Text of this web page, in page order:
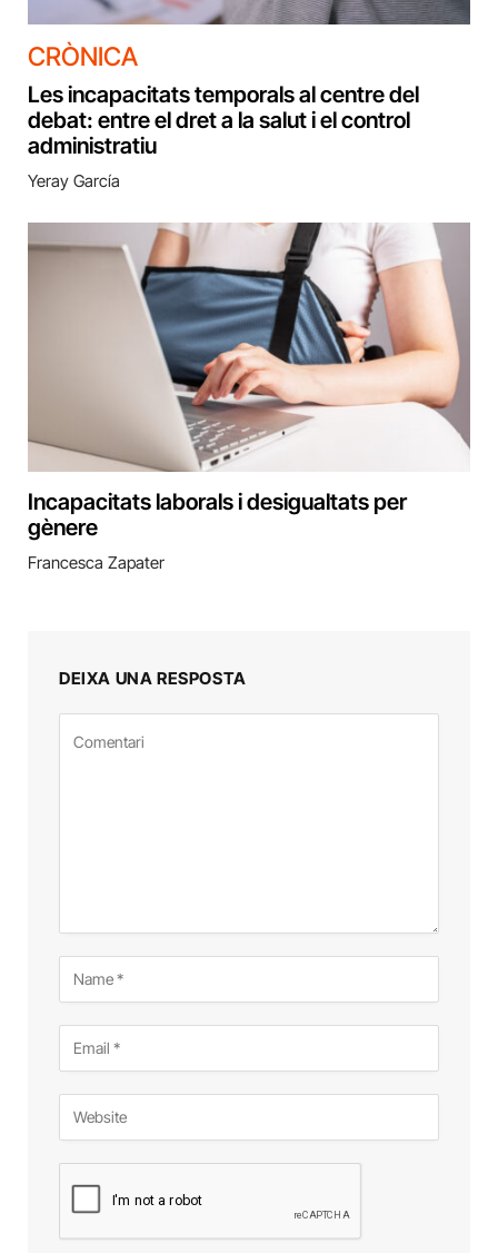
CRÒNICA
Les incapacitats temporals al centre del
debat: entre el dret a la salut i el control
administratiu
Yeray García
Incapacitats laborals i desigualtats per
gènere
Francesca Zapater
DEIXA UNA RESPOSTA